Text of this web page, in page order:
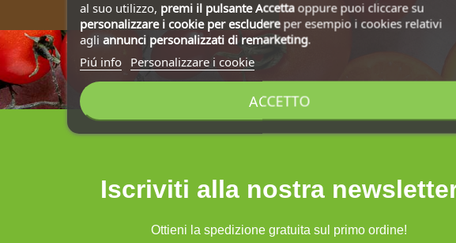
Iscriviti alla nostra
Ottieni la spedizione gratuita sul primo ordine!
al suo utilizzo, premi il pulsante Accettaoppure puoi cliccare su
personalizzare i cookie per escludereper esempio i cookies relativi
agli annunci personalizzati di remarketing.
Piú info
Personalizzare i cookie
ACCETTO